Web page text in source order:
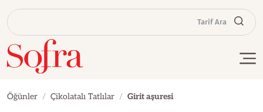
Tarif Ara
Öğünler Çikolatalı Tatlılar Girit aşuresi